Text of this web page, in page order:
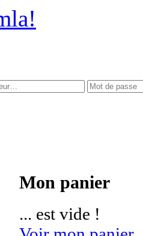
Mon panier
... est vide !